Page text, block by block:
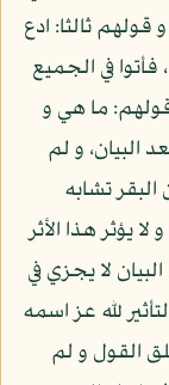
قولهم ثالثا: ادع
فأتوا في الجميع
ما هي و
البيان، و لم
البقر تشابه
يؤثر هذا الأثر
لا يجزي في
لله عز اسمه
القول و لم